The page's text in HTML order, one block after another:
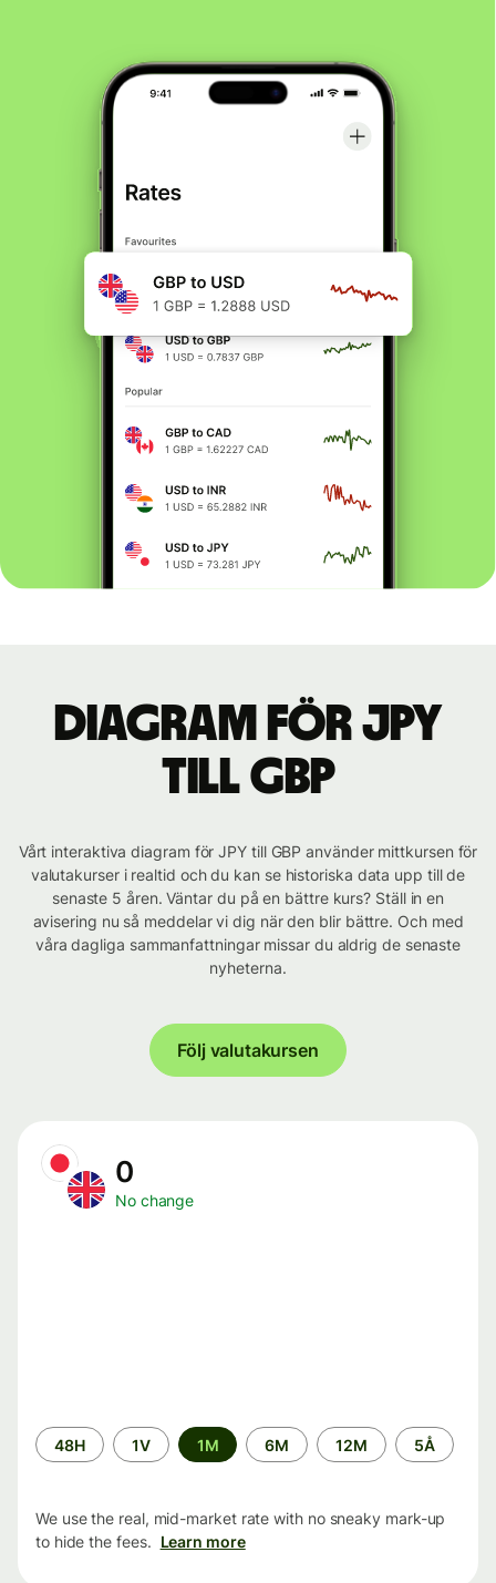
Diagram för JPY
till GBP
Vårt interaktiva diagram för JPY till GBP använder mittkursen för
valutakurser i realtid och du kan se historiska data upp till de
senaste 5 åren. Väntar du på en bättre kurs? Ställ in en
avisering nu så meddelar vi dig när den blir bättre. Och med
våra dagliga sammanfattningar missar du aldrig de senaste
nyheterna.
Följ valutakursen
0
No change
Time
period
48H 1V 1M 6M 12M 5Å
We use the real, mid-market rate with no sneaky mark-up
to hide the fees. Learn more